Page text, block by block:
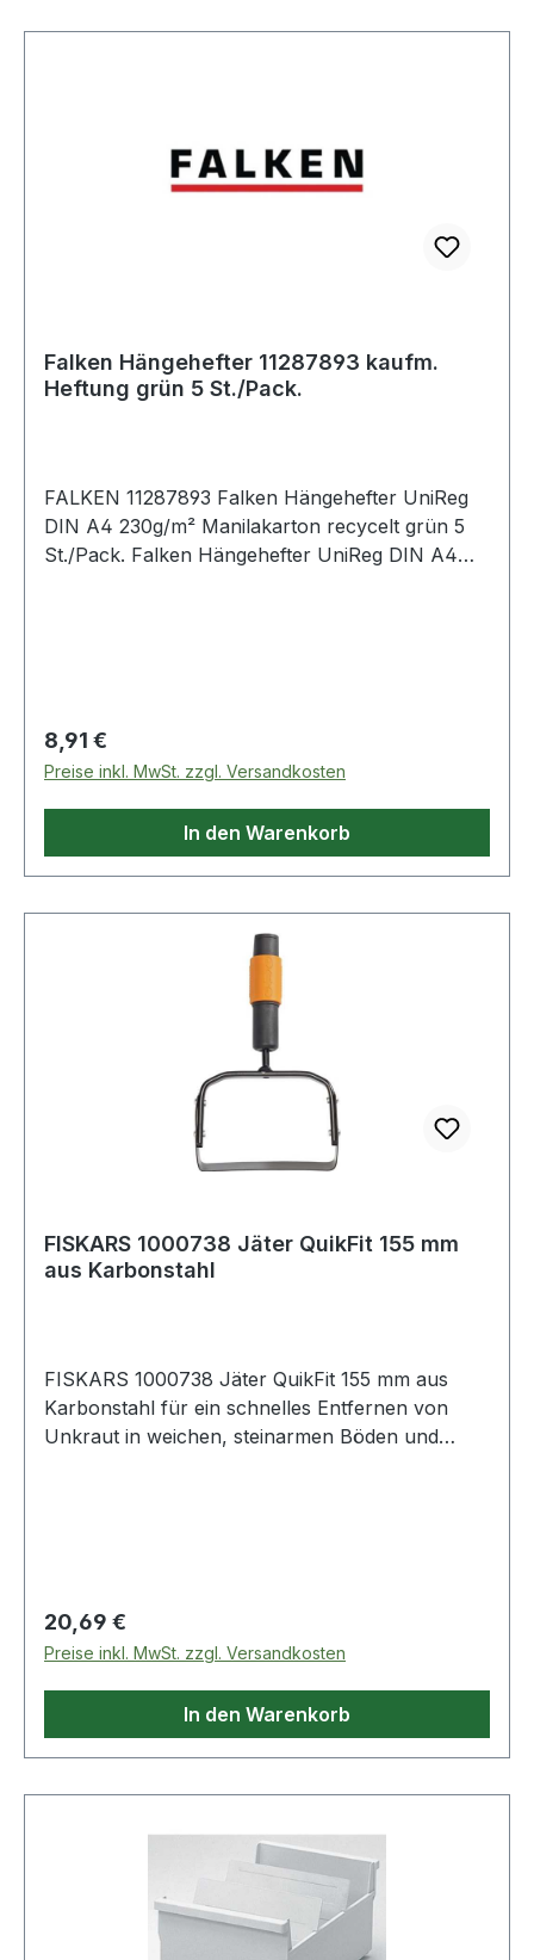
Falken Hängehefter 11287893 kaufm.
Heftung grün 5 St./Pack.
FALKEN 11287893 Falken Hängehefter UniReg
DIN A4 230g/m² Manilakarton recycelt grün 5
St./Pack. Falken Hängehefter UniReg DIN A4
Regulärer Preis:
8,91 €
Preise inkl. MwSt. zzgl. Versandkosten
In den Warenkorb
FISKARS 1000738 Jäter QuikFit 155 mm
aus Karbonstahl
FISKARS 1000738 Jäter QuikFit 155 mm aus
Karbonstahl für ein schnelles Entfernen von
Unkraut in weichen, steinarmen Böden und
Regulärer Preis:
20,69 €
Preise inkl. MwSt. zzgl. Versandkosten
In den Warenkorb